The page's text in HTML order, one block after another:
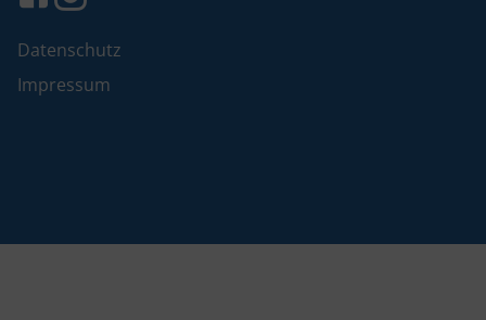
Datenschutz
Impressum